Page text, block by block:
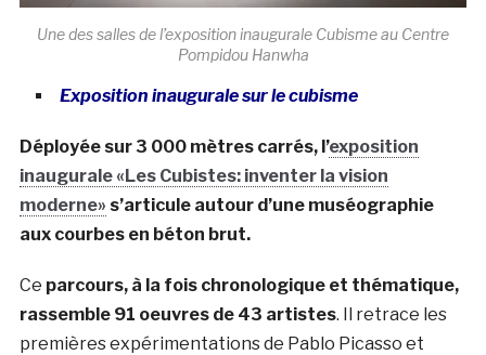
Une des salles de l’exposition inaugurale Cubisme au Centre
Pompidou Hanwha
Exposition inaugurale sur le cubisme
Déployée sur 3 000 mètres carrés, l’exposition
inaugurale «Les Cubistes: inventer la vision
moderne» s’articule autour d’une muséographie
aux courbes en béton brut.
Ce parcours, à la fois chronologique et thématique,
rassemble 91 oeuvres de 43 artistes. Il retrace les
premières expérimentations de Pablo Picasso et